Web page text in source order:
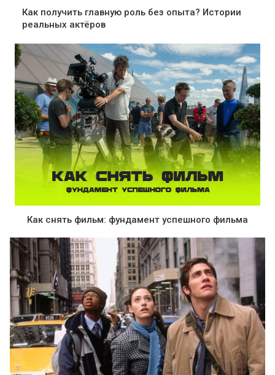
Как получить главную роль без опыта? Истории
реальных актёров
Как снять фильм: фундамент успешного фильма